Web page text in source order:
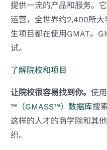
提供一流的产品和服务。
运营，全世界约2,400所
生项目都在使用GMAT。
试。
了解院校和项目
让院校很容易找到你。使
™（GMASS™）数据库搜
这样的人才的商学院和其
织。